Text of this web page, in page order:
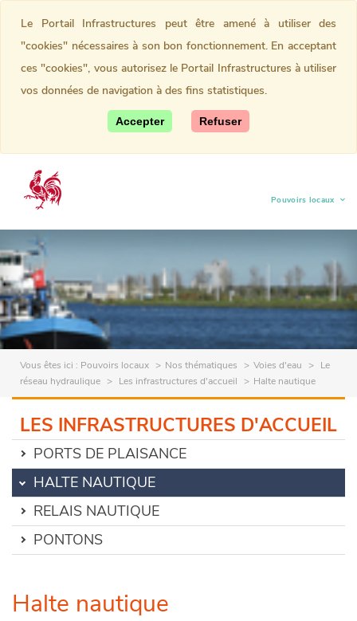
Pouvoirs locaux
(current)
Vous êtes ici : Pouvoirs locaux Nos thématiques Voies d'eau
Le
réseau hydraulique
Les infrastructures d'accueil Halte nautique
LES INFRASTRUCTURES D'ACCUEIL
PORTS DE PLAISANCE
HALTE NAUTIQUE
RELAIS NAUTIQUE
PONTONS
Halte nautique
Le Portail Infrastructures peut être amené à utiliser des
"cookies" nécessaires à son bon fonctionnement. En acceptant
ces "cookies", vous autorisez le Portail Infrastructures à utiliser
vos données de navigation à des fins statistiques.
Accepter Refuser